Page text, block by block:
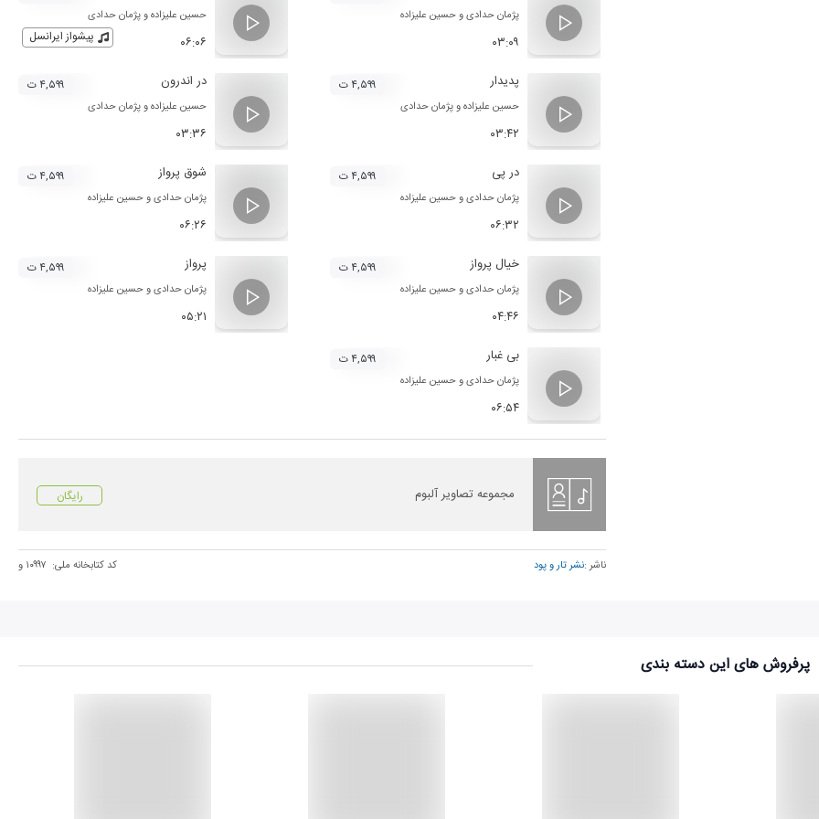
نور» و «پایکوبی» منتشر شده است.
پژمان حدادی نیز در آلبوم هایی چون «راز رود»، «این سر سودایی»، «سفر خاموش»،
«الست»، «رهایی در آب»، «سماع مستانه» و «وجد» با هنرمندانی چون
، پویا سرایی، بهرام اسکویی زاده، بابک شریفی و حسین بهروزی نیا به
دونوازی پرداخته است.
با خرید و دانلود آلبوم «آن و آن» حسین علیزاده از سایت بیپ تونز، از این هنرمند
حمایت کنید.
پژمان حدادیوحسین علیزاده
۰۳:۰۹
حسین علیزادهوپژمان حدادی
۰۶:۰۶ پیشواز ایرانسل
پدیدار
حسین علیزادهوپژمان حدادی
۰۳:۴۲
۴,۵۹۹ ت در اندرون
حسین علیزادهوپژمان حدادی
۰۳:۳۶
۴,۵۹۹ ت
در پی
پژمان حدادیوحسین علیزاده
۰۶:۳۲
۴,۵۹۹ ت شوق پرواز
پژمان حدادیوحسین علیزاده
۰۶:۲۶
۴,۵۹۹ ت
خیال پرواز
پژمان حدادیوحسین علیزاده
۰۴:۴۶
۴,۵۹۹ ت پرواز
پژمان حدادیوحسین علیزاده
۰۵:۲۱
۴,۵۹۹ ت
بی غبار
پژمان حدادیوحسین علیزاده
۰۶:۵۴
۴,۵۹۹ ت
مجموعه تصاویر آلبوم رایگان
ناشر :نشر تار و پود کد کتابخانه ملی: ۱۰۹۹۷ و
پرفروش های این دسته بندی